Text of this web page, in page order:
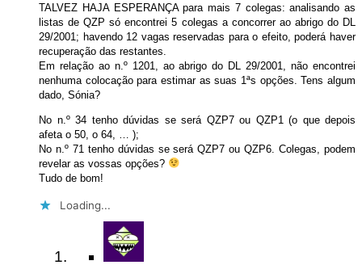
TALVEZ HAJA ESPERANÇA para mais 7 colegas: analisando as
listas de QZP só encontrei 5 colegas a concorrer ao abrigo do DL
29/2001; havendo 12 vagas reservadas para o efeito, poderá haver
recuperação das restantes.
Em relação ao n.º 1201, ao abrigo do DL 29/2001, não encontrei
nenhuma colocação para estimar as suas 1ªs opções. Tens algum
dado, Sónia?
No n.º 34 tenho dúvidas se será QZP7 ou QZP1 (o que depois
afeta o 50, o 64, … );
No n.º 71 tenho dúvidas se será QZP7 ou QZP6. Colegas, podem
revelar as vossas opções?
Tudo de bom!
Loading...